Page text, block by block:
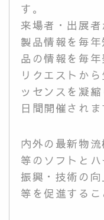
す。
来場者・出展
製品情報を毎
品の情報を毎
リクエストか
ッセンスを凝
日間開催されま
内外の最新物
等のソフトと
振興・技術の
等を促進するこ